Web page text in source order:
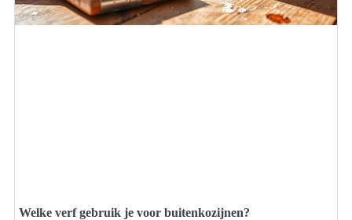
Welke verf gebruik je voor buitenkozijnen?